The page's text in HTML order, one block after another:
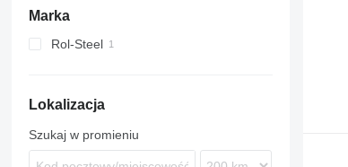
Marka
Rol-Steel
Lokalizacja
Szukaj w promieniu